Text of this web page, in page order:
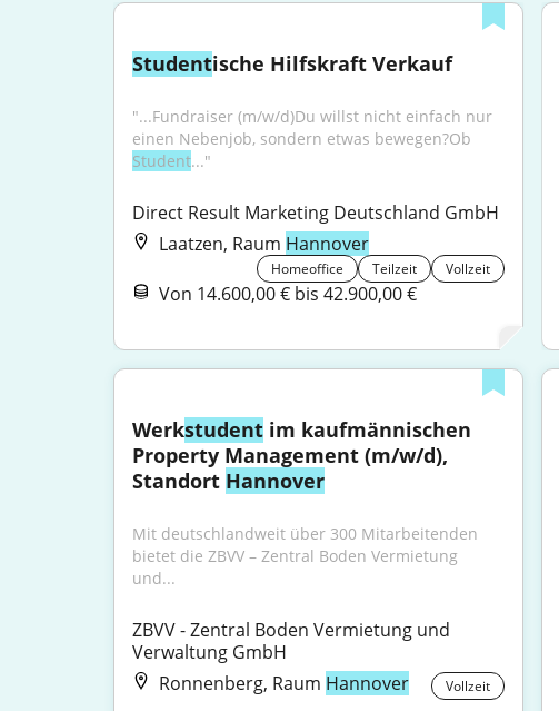
Studentische Hilfskraft Verkauf
"...Fundraiser (m/w/d)Du willst nicht einfach nur
Student..."
Direct Result Marketing Deutschland GmbH
Laatzen, Raum Hannover
Homeoffice Teilzeit Vollzeit
Von 14.600,00 € bis 42.900,00 €
Werkstudent im kaufmännischen
Property Management (m/w/d),
Standort Hannover
Mit deutschlandweit über 300 Mitarbeitenden
bietet die ZBVV – Zentral Boden Vermietung
und...
ZBVV - Zentral Boden Vermietung und
Verwaltung GmbH
Ronnenberg, Raum Hannover Vollzeit